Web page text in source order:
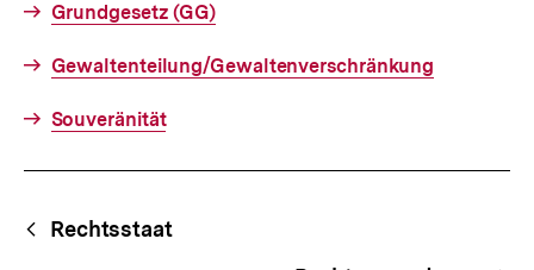
Grundgesetz (GG)
Gewaltenteilung/Gewaltenverschränkung
Souveränität
Begriffsnavigation
Content-
Navigation
Rechtsstaat